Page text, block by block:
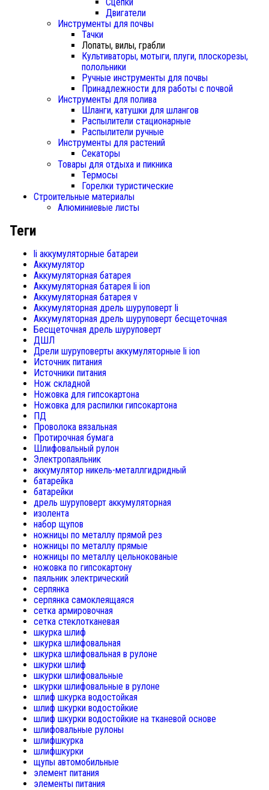
Двигатели
Инструменты для почвы
Тачки
Лопаты, вилы, грабли
Культиваторы, мотыги, плуги, плоскорезы,
полольники
Ручные инструменты для почвы
Принадлежности для работы с почвой
Инструменты для полива
Шланги, катушки для шлангов
Распылители стационарные
Распылители ручные
Инструменты для растений
Секаторы
Товары для отдыха и пикника
Термосы
Горелки туристические
Строительные материалы
Алюминиевые листы
Теги
li аккумуляторные батареи
Аккумулятор
Аккумуляторная батарея
Аккумуляторная батарея li ion
Аккумуляторная батарея v
Аккумуляторная дрель шуруповерт li
Аккумуляторная дрель шуруповерт бесщеточная
Бесщеточная дрель шуруповерт
ДШЛ
Дрели шуруповерты аккумуляторные li ion
Источник питания
Источники питания
Нож складной
Ножовка для гипсокартона
Ножовка для распилки гипсокартона
ПД
Проволока вязальная
Протирочная бумага
Шлифовальный рулон
Электропаяльник
аккумулятор никель-металлгидридный
батарейка
батарейки
дрель шуруповерт аккумуляторная
изолента
набор щупов
ножницы по металлу прямой рез
ножницы по металлу прямые
ножницы по металлу цельнокованые
ножовка по гипсокартону
паяльник электрический
серпянка
серпянка самоклеящаяся
сетка армировочная
сетка стеклотканевая
шкурка шлиф
шкурка шлифовальная
шкурка шлифовальная в рулоне
шкурки шлиф
шкурки шлифовальные
шкурки шлифовальные в рулоне
шлиф шкурка водостойкая
шлиф шкурки водостойкие
шлиф шкурки водостойкие на тканевой основе
шлифовальные рулоны
шлифшкурка
шлифшкурки
щупы автомобильные
элемент питания
элементы питания